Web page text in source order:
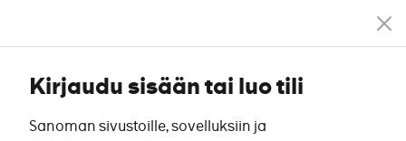
Kirjaudu sisään tai luo tili
Sanoman sivustoille, sovelluksiin ja